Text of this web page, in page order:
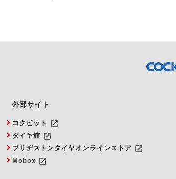
外部サイト
コクピット launch
タイヤ館 launch
ブリヂストンタイヤオンラインストア launch
Mobox launch